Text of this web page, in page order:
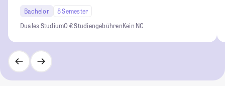
Bachelor
8 Semester
Duales Studium0 € StudiengebührenKein NC